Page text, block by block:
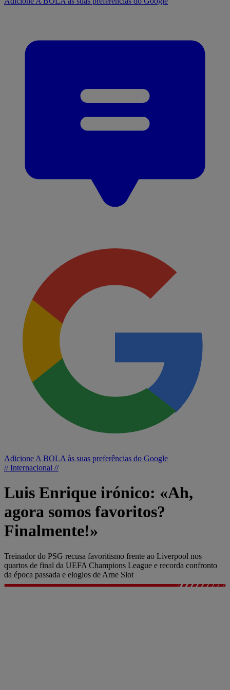
Adicione A BOLA às suas preferências do Google
// Internacional //
Luis Enrique irónico: «Ah,
agora somos favoritos?
Finalmente!»
Treinador do PSG recusa favoritismo frente ao Liverpool nos
quartos de final da UEFA Champions League e recorda confronto
da época passada e elogios de Arne Slot